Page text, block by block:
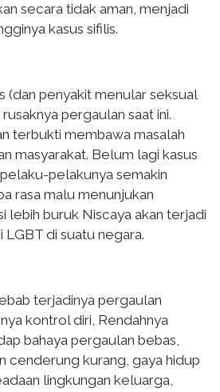
secara tidak aman, menjadi
kasus sifilis.
(dan penyakit menular seksual
pergaulan saat ini.
terbukti membawa masalah
masyarakat. Belum lagi kasus
pelakunya semakin
rasa malu menunjukan
lebih buruk Niscaya akan terjadi
LGBT di suatu negara.
terjadinya pergaulan
kontrol diri, Rendahnya
bahaya pergaulan bebas,
cenderung kurang, gaya hidup
lingkungan keluarga,